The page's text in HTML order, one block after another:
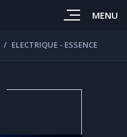
MENU
ELECTRIQUE - ESSENCE